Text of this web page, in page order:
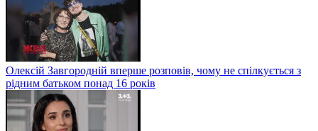
Олексій Завгородній вперше розповів, чому не спілкується з
рідним батьком понад 16 років